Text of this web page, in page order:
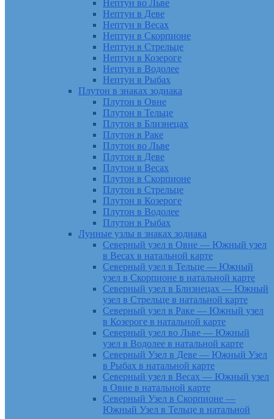
Нептун во Льве
Нептун в Деве
Нептун в Весах
Нептун в Скорпионе
Нептун в Стрельце
Нептун в Козероге
Нептун в Водолее
Нептун в Рыбах
Плутон в знаках зодиака
Плутон в Овне
Плутон в Тельце
Плутон в Близнецах
Плутон в Раке
Плутон во Льве
Плутон в Деве
Плутон в Весах
Плутон в Скорпионе
Плутон в Стрельце
Плутон в Козероге
Плутон в Водолее
Плутон в Рыбах
Лунные узлы в знаках зодиака
Северный узел в Овне — Южный узел
в Весах в натальной карте
Северный узел в Тельце — Южный
узел в Скорпионе в натальной карте
Северный узел в Близнецах — Южный
узел в Стрельце в натальной карте
Северный узел в Раке — Южный узел
в Козероге в натальной карте
Северный узел во Льве — Южный
узел в Водолее в натальной карте
Северный Узел в Деве — Южный Узел
в Рыбах в натальной карте
Северный узел в Весах — Южный узел
в Овне в натальной карте
Северный Узел в Скорпионе —
Южный Узел в Тельце в натальной